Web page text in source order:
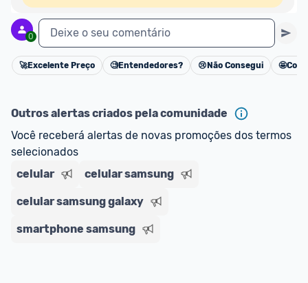
0 Deixe o seu comentário
Cancelar
🚀Excelente Preço 🧐Entendedores? 😢 Não Consegui 🤩
Outros alertas criados pela comunidade
Você receberá alertas de novas promoções dos termos
selecionados
celular
celular samsung
celular samsung galaxy
smartphone samsung